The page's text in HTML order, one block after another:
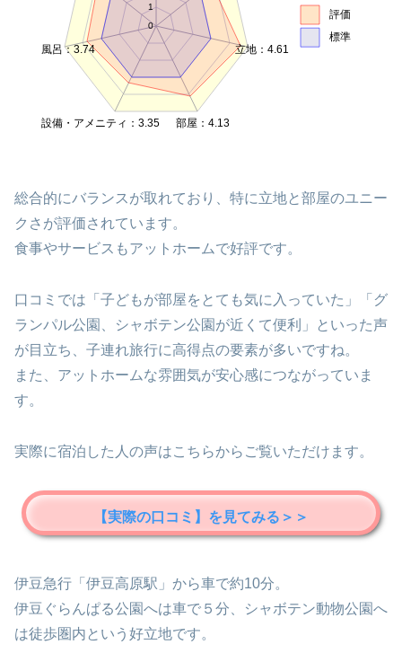
0
1
立地：4.61
部屋：4.13
設備・アメニティ：3.35
風呂：3.74
評価
標準
総合的にバランスが取れており、特に立地と部屋のユニー
クさが評価されています。
食事やサービスもアットホームで好評です。
口コミでは「子どもが部屋をとても気に入っていた」「グ
ランパル公園、シャボテン公園が近くて便利」といった声
が目立ち、子連れ旅行に高得点の要素が多いですね。
また、アットホームな雰囲気が安心感につながっていま
す。
実際に宿泊した人の声はこちらからご覧いただけます。
【実際の口コミ】を見てみる＞＞
伊豆急行「伊豆高原駅」から車で約10分。
伊豆ぐらんぱる公園へは車で５分、シャボテン動物公園へ
は徒歩圏内という好立地です。